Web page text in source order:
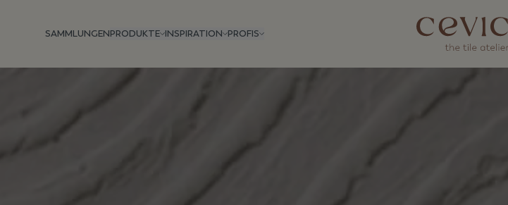
SAMMLUNGENPRODUKTE INSPIRATION PROFIS